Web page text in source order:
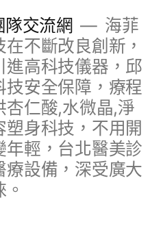
交流網
海菲
不斷改良創新，
進高科技儀器，邱
安全保障，療程
杏仁酸,水微晶,淨
身科技，不用開
年輕，台北醫美診
療設備，深受廣大